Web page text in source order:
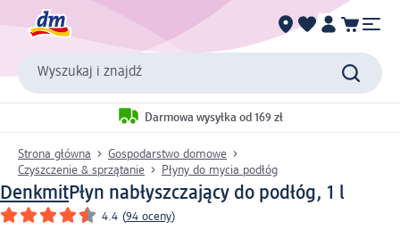
Wyszukaj i znajdź
Darmowa wysyłka od 169 zł
Strona główna
Gospodarstwo domowe
Czyszczenie & sprzątanie
Płyny do mycia podłóg
DenkmitPłyn nabłyszczający do podłóg, 1 l
4.4 (94 oceny)